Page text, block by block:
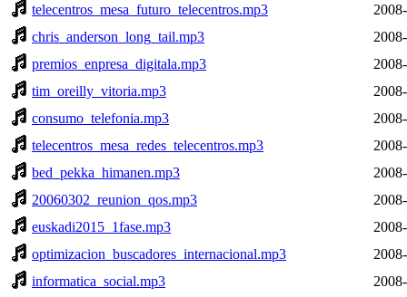
telecentros_mesa_futuro_telecentros.mp3
chris_anderson_long_tail.mp3
premios_enpresa_digitala.mp3
tim_oreilly_vitoria.mp3
consumo_telefonia.mp3
telecentros_mesa_redes_telecentros.mp3
bed_pekka_himanen.mp3
20060302_reunion_qos.mp3
euskadi2015_1fase.mp3
optimizacion_buscadores_internacional.mp3
informatica_social.mp3